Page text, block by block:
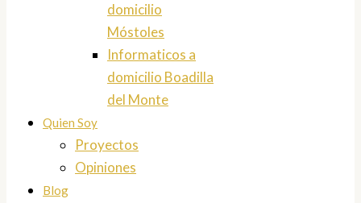
domicilio
Móstoles
Informaticos a
domicilio Boadilla
del Monte
Quien Soy
Proyectos
Opiniones
Blog